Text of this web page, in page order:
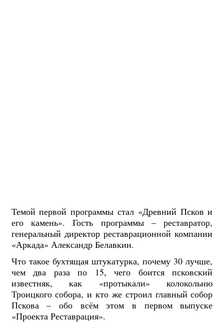
Темой первой программы стал «Древний Псков и
его камень». Гость программы – реставратор,
генеральный директор реставрационной компании
«Аркада» Александр Белавкин.
Что такое бухтящая штукатурка, почему 30 лучше,
чем два раза по 15, чего боится псковский
известняк, как «протыкали» колокольню
Троицкого собора, и кто же строил главный собор
Пскова – обо всём этом в первом выпуске
«Проекта Реставрация».